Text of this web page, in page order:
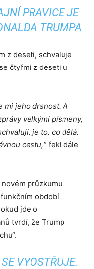
PRAVICE JE
TRUMPA
z deseti, schvaluje
čtyřmi z deseti u
mi jeho drsnost. A
velkými písmeny,
je to, co dělá,
cestu,“řekl dále
průzkumu
období
jde o
tvrdí, že Trump
VYOSTŘUJE.